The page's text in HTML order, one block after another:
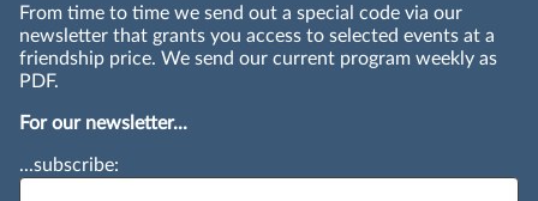
From time to time we send out a special code via our
newsletter that grants you access to selected events at a
friendship price. We send our current program weekly as
PDF.
For our newsletter...
...subscribe: